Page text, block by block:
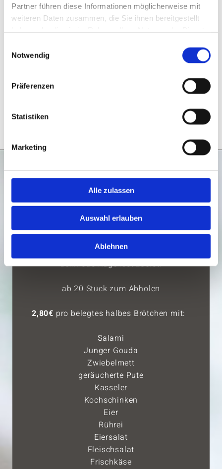
Partner führen diese Informationen möglicherweise mit
weiteren Daten zusammen, die Sie ihnen bereitgestellt
Notwendig
Präferenzen
Statistiken
Marketing
Alle zulassen
Auswahl erlauben
Ablehnen
CATERING FÜR FIRMEN
Beeindrucken Sie Ihre Gäste, Kunden &
Partner mit erstklassigem Fingerfood, Canapes,
Sandwiches, Bowls, belegten Brötchen,
Smorrebroed oder Obstcup`s.
Fingerfood
Alle unsere Brötchen werden mit Liebe zum
schön,
denn das Auge isst zuerst.
ab 20 Stück zum Abholen
2,80€ pro belegtes halbes Brötchen mit:
Salami
Junger Gouda
Zwiebelmett
geräucherte Pute
Kasseler
Kochschinken
Eier
Rührei
Eiersalat
Fleischsalat
Frischkäse